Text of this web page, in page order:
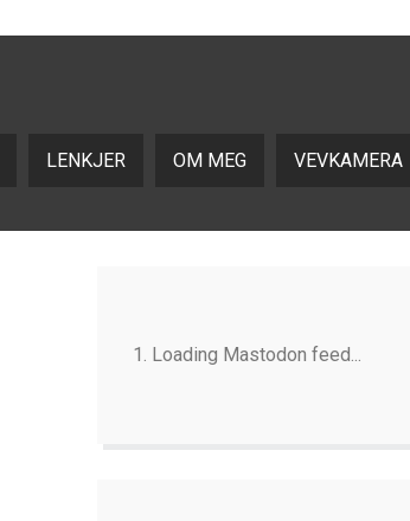
LENKJER OM MEG VEVKAMERA
Loading Mastodon feed...